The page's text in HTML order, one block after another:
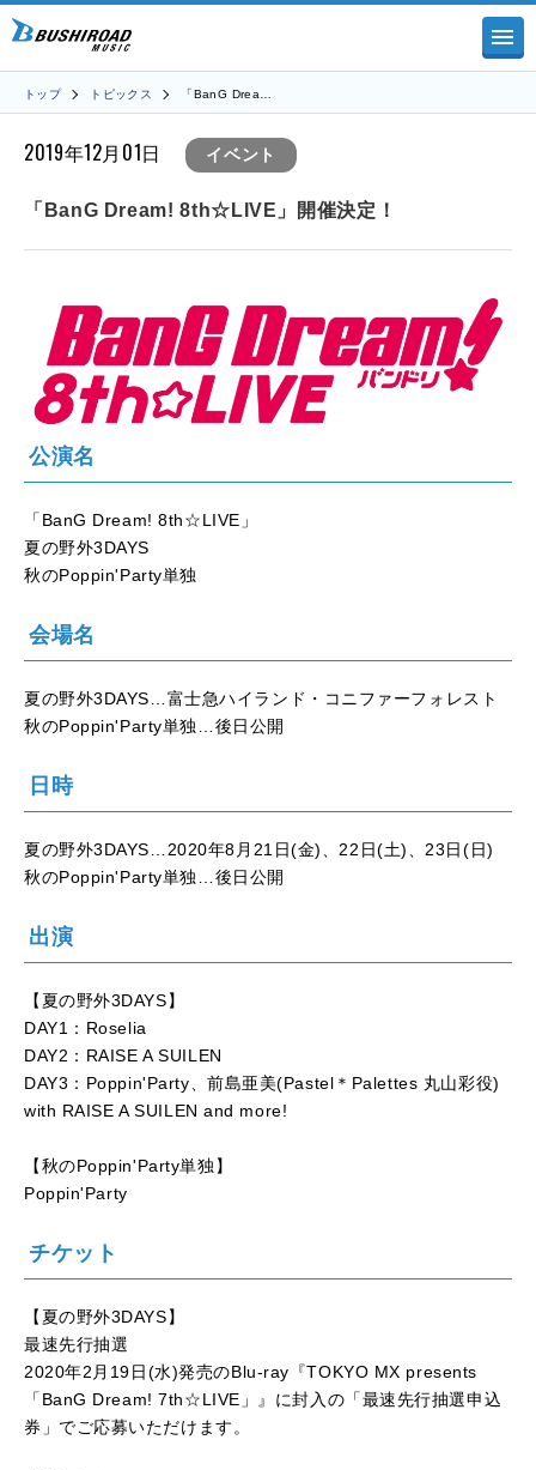
トップ トピックス 「BanG Drea…
2019年12月01日 イベント
「BanG Dream! 8th☆LIVE」開催決定！
公演名
「BanG Dream! 8th☆LIVE」
夏の野外3DAYS
秋のPoppin'Party単独
会場名
夏の野外3DAYS…富士急ハイランド・コニファーフォレスト
秋のPoppin'Party単独…後日公開
日時
夏の野外3DAYS…2020年8月21日(金)、22日(土)、23日(日)
秋のPoppin'Party単独…後日公開
出演
【夏の野外3DAYS】
DAY1：Roselia
DAY2：RAISE A SUILEN
DAY3：Poppin'Party、前島亜美(Pastel＊Palettes 丸山彩役)
with RAISE A SUILEN and more!
【秋のPoppin'Party単独】
Poppin'Party
チケット
【夏の野外3DAYS】
最速先行抽選
2020年2月19日(水)発売のBlu-ray『TOKYO MX presents
「BanG Dream! 7th☆LIVE」』に封入の「最速先行抽選申込
券」でご応募いただけます。